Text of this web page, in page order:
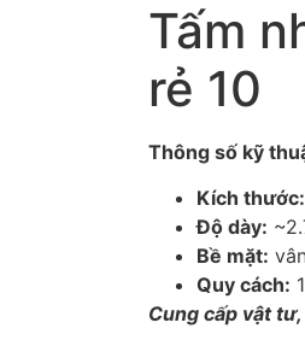
Tấm
rẻ 10
Thông số kỹ
Kích thước:
Độ dày:
Bề mặt:
Quy cách:
Cung cấp vật